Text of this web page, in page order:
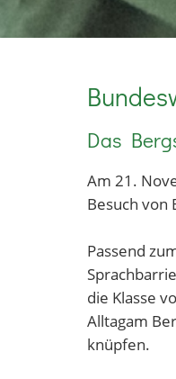
Das
Am 21.
Besuch von
Passend
die Klasse
Alltagam
knüpfen.